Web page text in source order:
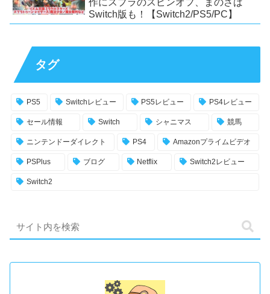
Switch版も！【Switch2/PS5/PC】
タグ
PS5 Switchレビュー PS5レビュー PS4レビュー
セール情報 Switch シャニマス 競馬
ニンテンドーダイレクト PS4 Amazonプライムビデオ
PSPlus ブログ Netflix Switch2レビュー
Switch2